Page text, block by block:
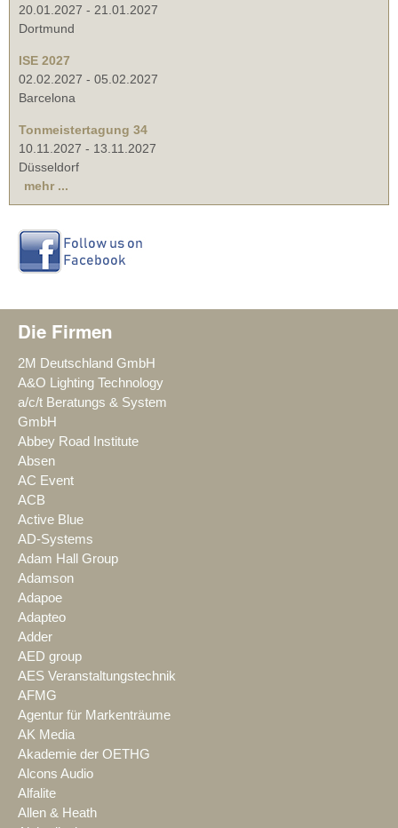
20.01.2027 - 21.01.2027
Dortmund
ISE 2027
02.02.2027 - 05.02.2027
Barcelona
Tonmeistertagung 34
10.11.2027 - 13.11.2027
Düsseldorf
mehr ...
Die Firmen
2M Deutschland GmbH
A&O Lighting Technology
a/c/t Beratungs & System
GmbH
Abbey Road Institute
Absen
AC Event
ACB
Active Blue
AD-Systems
Adam Hall Group
Adamson
Adapoe
Adapteo
Adder
AED group
AES Veranstaltungstechnik
AFMG
Agentur für Markenträume
AK Media
Akademie der OETHG
Alcons Audio
Alfalite
Allen & Heath